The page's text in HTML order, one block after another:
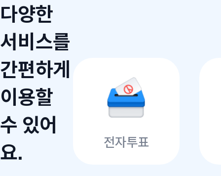
다양한
서비스를
간편하게
이용할
수 있어
요.
전자투표